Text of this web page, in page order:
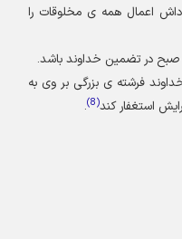
اعمال همه ى مخلوقات را
فرشته ى بزرگى بر وى به
استغفار كند(
8
)
.